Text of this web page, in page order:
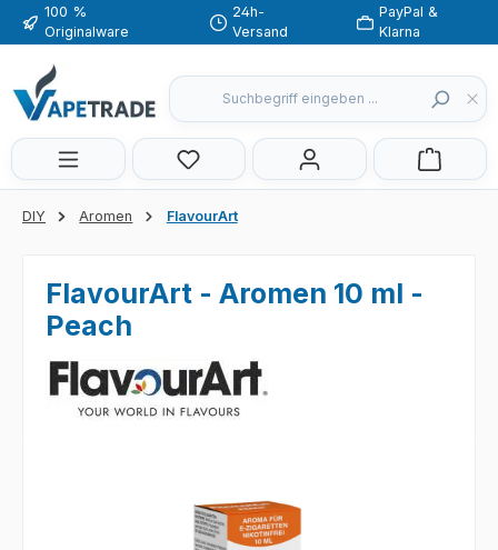
Zum Hauptinhalt springen
100 %
Originalware
24h-
Versand
PayPal &
Klarna
Du hast 0 Produkte auf dem
DIY Aromen FlavourArt
FlavourArt - Aromen 10 ml -
Peach